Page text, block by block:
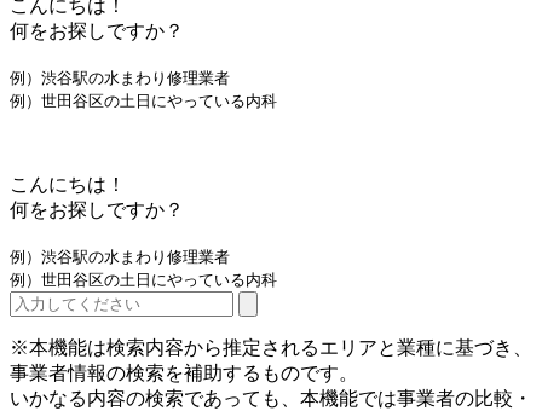
こんにちは！
何をお探しですか？
例）渋谷駅の水まわり修理業者
例）世田谷区の土日にやっている内科
こんにちは！
何をお探しですか？
例）渋谷駅の水まわり修理業者
例）世田谷区の土日にやっている内科
※本機能は検索内容から推定されるエリアと業種に基づき、
事業者情報の検索を補助するものです。
いかなる内容の検索であっても、本機能では事業者の比較・